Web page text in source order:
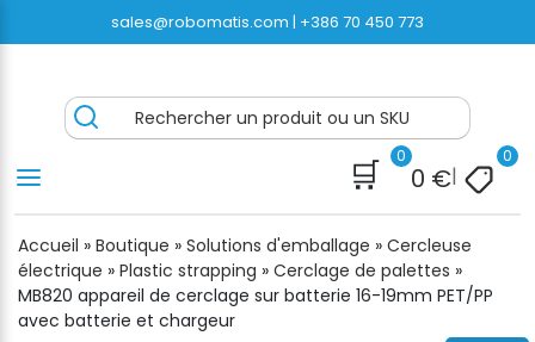
au
sales@robomatis.com | +386 70 450 773
ROBOMATIS®
Battery Strapping Tools and Packing Machines
Delivered Fast and Free
Rechercher un produit ou un SKU
🛒 0
0 €|
0
Accueil » Boutique » Solutions d'emballage » Cercleuse
électrique » Plastic strapping » Cerclage de palettes »
MB820 appareil de cerclage sur batterie 16-19mm PET/PP
avec batterie et chargeur